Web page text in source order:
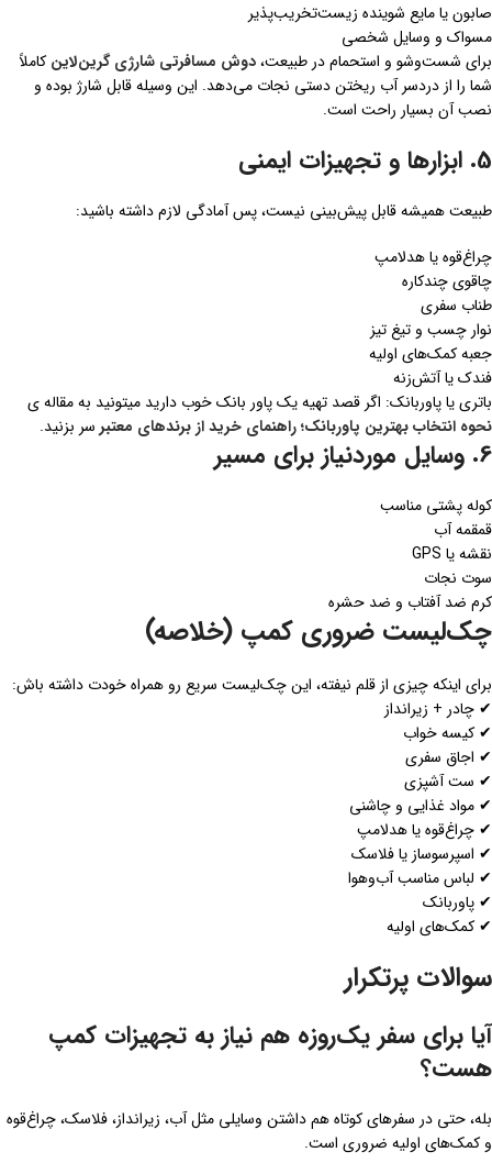
صابون یا مایع شوینده زیست‌تخریب‌پذیر
مسواک و وسایل شخصی
برای شست‌وشو و استحمام در طبیعت،دوش مسافرتی شارژی گرین‌لاین کاملاً
شما را از دردسر آب ریختن دستی نجات می‌دهد. این وسیله قابل شارژ بوده و
نصب آن بسیار راحت است.
5. ابزارها و تجهیزات ایمنی
طبیعت همیشه قابل پیش‌بینی نیست، پس آمادگی لازم داشته باشید:
چراغ‌قوه یا هدلامپ
چاقوی چندکاره
طناب سفری
نوار چسب و تیغ تیز
جعبه کمک‌های اولیه
فندک یا آتش‌زنه
باتری یا پاوربانک: اگر قصد تهیه یک پاور بانک خوب دارید میتونید به مقاله ی
نحوه انتخاب بهترین پاوربانک؛ راهنمای خرید از برندهای معتبر سر بزنید.
6. وسایل موردنیاز برای مسیر
کوله پشتی مناسب
قمقمه آب
نقشه یا GPS
سوت نجات
کرم ضد آفتاب و ضد حشره
چک‌لیست ضروری کمپ (خلاصه)
برای اینکه چیزی از قلم نیفته، این چک‌لیست سریع رو همراه خودت داشته باش:
✔ چادر + زیرانداز
✔ کیسه خواب
✔ اجاق سفری
✔ ست آشپزی
✔ مواد غذایی و چاشنی
✔ چراغ‌قوه یا هدلامپ
✔ اسپرسوساز یا فلاسک
✔ لباس مناسب آب‌وهوا
✔ پاوربانک
✔ کمک‌های اولیه
سوالات پرتکرار
آیا برای سفر یک‌روزه هم نیاز به تجهیزات کمپ
هست؟
بله، حتی در سفرهای کوتاه هم داشتن وسایلی مثل آب، زیرانداز، فلاسک، چراغ‌قوه
و کمک‌های اولیه ضروری است.